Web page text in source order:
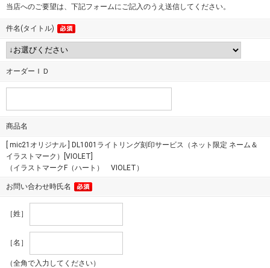
当店へのご要望は、下記フォームにご記入のうえ送信してください。
件名(タイトル)
オーダーＩＤ
商品名
[ mic21オリジナル ] DL1001ライトリング刻印サービス（ネット限定 ネーム＆
イラストマーク）[VIOLET]
（イラストマークF（ハート） VIOLET）
お問い合わせ時氏名
［姓］
［名］
（全角で入力してください）